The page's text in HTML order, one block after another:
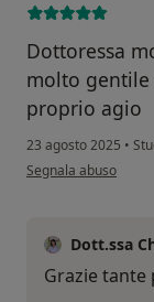
Dottoressa
molto gentile
proprio agio
23 agosto 2025 •
secondo l'opinione
Segnala abuso
Dott.ssa
Grazie tante